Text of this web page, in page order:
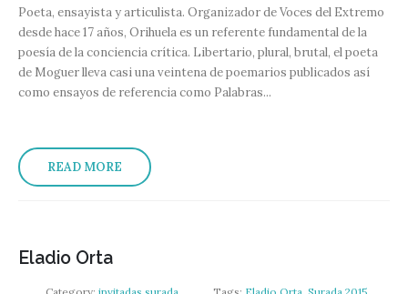
Poeta, ensayista y articulista. Organizador de Voces del Extremo
desde hace 17 años, Orihuela es un referente fundamental de la
poesía de la conciencia crítica. Libertario, plural, brutal, el poeta
de Moguer lleva casi una veintena de poemarios publicados así
como ensayos de referencia como Palabras...
READ MORE
Eladio Orta